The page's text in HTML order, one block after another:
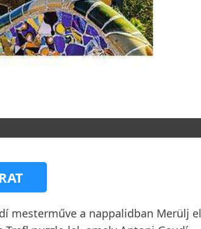
mesterműve a nappalidban Merülj el